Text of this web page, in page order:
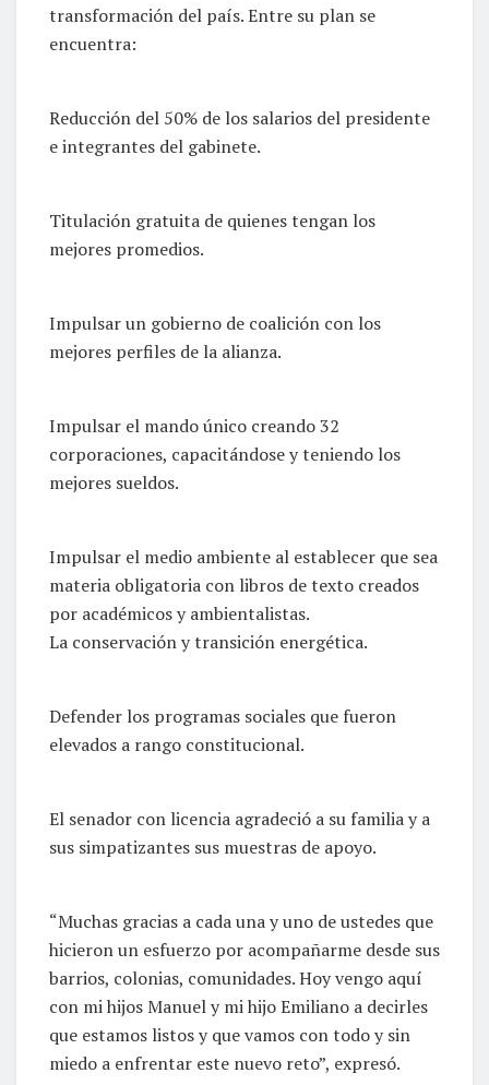
transformación del país. Entre su plan se
encuentra:
Reducción del 50% de los salarios del presidente
e integrantes del gabinete.
Titulación gratuita de quienes tengan los
mejores promedios.
Impulsar un gobierno de coalición con los
mejores perfiles de la alianza.
Impulsar el mando único creando 32
corporaciones, capacitándose y teniendo los
mejores sueldos.
Impulsar el medio ambiente al establecer que sea
materia obligatoria con libros de texto creados
por académicos y ambientalistas.
La conservación y transición energética.
Defender los programas sociales que fueron
elevados a rango constitucional.
El senador con licencia agradeció a su familia y a
sus simpatizantes sus muestras de apoyo.
“Muchas gracias a cada una y uno de ustedes que
hicieron un esfuerzo por acompañarme desde sus
barrios, colonias, comunidades. Hoy vengo aquí
con mi hijos Manuel y mi hijo Emiliano a decirles
que estamos listos y que vamos con todo y sin
miedo a enfrentar este nuevo reto”, expresó.